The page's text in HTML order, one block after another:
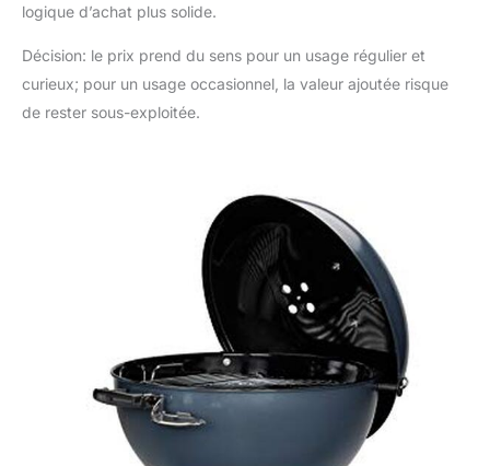
logique d’achat plus solide.
Décision: le prix prend du sens pour un usage régulier et
curieux; pour un usage occasionnel, la valeur ajoutée risque
de rester sous-exploitée.